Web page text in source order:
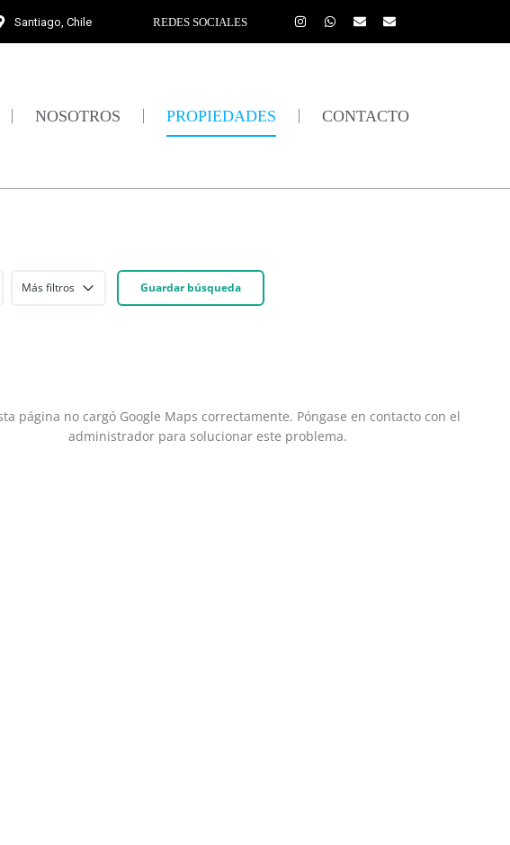
Santiago, Chile REDES SOCIALES
NOSOTROS PROPIEDADES CONTACTO
Guardar búsqueda
Más filtros
página no cargó Google Maps correctamente. Póngase en contacto con el
administrador para solucionar este problema.